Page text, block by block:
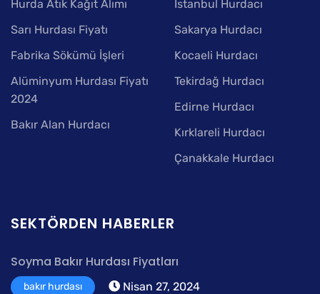
Hurda Atık Kağıt Alımı
Sarı Hurdası Fiyatı
Fabrika Sökümü İşleri
Alüminyum Hurdası Fiyatı
2024
Bakır Alan Hurdacı
İstanbul Hurdacı
Sakarya Hurdacı
Kocaeli Hurdacı
Tekirdağ Hurdacı
Edirne Hurdacı
Kırklareli Hurdacı
Çanakkale Hurdacı
SEKTÖRDEN HABERLER
Soyma Bakır Hurdası Fiyatları
bakır hurdası Nisan 27, 2024